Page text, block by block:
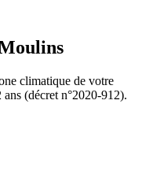
climatique de votre
(décret n°2020-912).